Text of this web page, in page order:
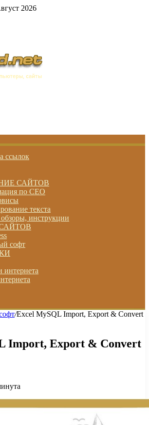
2026
ссылок
САЙТОВ
по СЕО
текста
инструкции
софт
интернета
/Excel MySQL Import, Export & Convert
Import, Export & Convert